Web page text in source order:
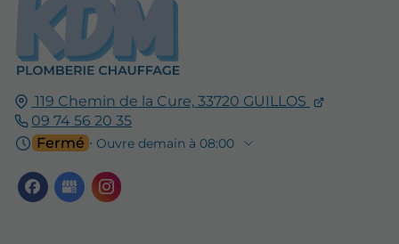
119 Chemin de la Cure, 33720 GUILLOS
09 74 56 20 35
Fermé ⋅ Ouvre demain à 08:00